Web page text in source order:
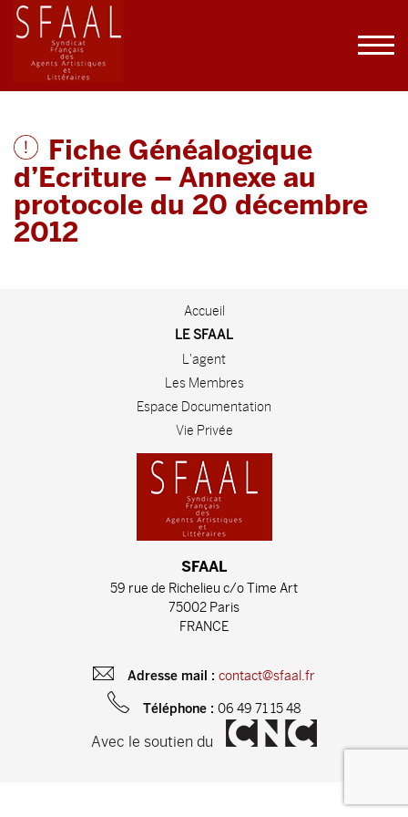
Fiche Généalogique
d’Ecriture – Annexe au
protocole du 20 décembre
2012
Accueil
LE SFAAL
L'agent
Les Membres
Espace Documentation
Vie Privée
SFAAL
59 rue de Richelieu c/o Time Art
75002 Paris
FRANCE
Adresse mail : contact@sfaal.fr
Téléphone : 06 49 71 15 48
Avec le soutien du